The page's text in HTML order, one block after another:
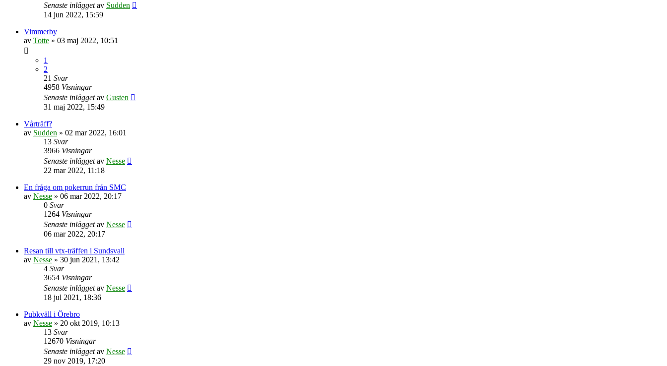
Senaste inläggetav Sudden
14 jun 2022, 15:59
Vimmerby
av Totte » 03 maj 2022, 10:51
1
2
21 Svar
4958 Visningar
Senaste inläggetav Gusten
31 maj 2022, 15:49
Vårträff?
av Sudden » 02 mar 2022, 16:01
13 Svar
3966 Visningar
Senaste inläggetav Nesse
22 mar 2022, 11:18
En fråga om pokerrun från SMC
av Nesse » 06 mar 2022, 20:17
0 Svar
1264 Visningar
Senaste inläggetav Nesse
06 mar 2022, 20:17
Resan till vtx-träffen i Sundsvall
av Nesse » 30 jun 2021, 13:42
4 Svar
3654 Visningar
Senaste inläggetav Nesse
18 jul 2021, 18:36
Pubkväll i Örebro
av Nesse » 20 okt 2019, 10:13
13 Svar
12670 Visningar
Senaste inläggetav Nesse
29 nov 2019, 17:20